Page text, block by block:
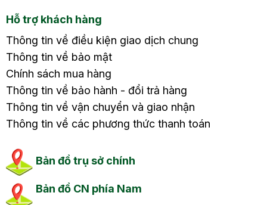
Hỗ trợ khách hàng
Thông tin về điều kiện giao dịch chung
Thông tin về bảo mật
Chính sách mua hàng
Thông tin về bảo hành - đổi trả hàng
Thông tin về vận chuyển và giao nhận
Thông tin về các phương thức thanh toán
Bản đồ trụ sở chính
Bản đồ CN phía Nam